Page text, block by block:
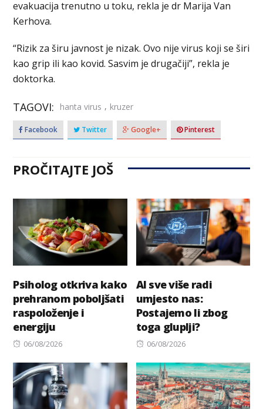
evakuacija trenutno u toku, rekla je dr Marija Van
Kerhova.
“Rizik za širu javnost je nizak. Ovo nije virus koji se širi
kao grip ili kao kovid. Sasvim je drugačiji”, rekla je
doktorka.
TAGOVI: hanta virus , kruzer
Facebook Twitter Google+ Pinterest
PROČITAJTE JOŠ
Psiholog otkriva kako
prehranom poboljšati
raspoloženje i
energiju
Posted
06/08/2026
AI sve više radi
umjesto nas:
Postajemo li zbog
toga gluplji?
Posted
06/08/2026